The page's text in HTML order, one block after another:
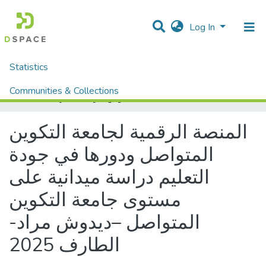
Log In
Statistics
Communities & Collections
Home
المنصة الرقمية لجامعة التكوين المتواصل ودورها في جودة التعليم دراسة ميدانية على مستوى جامعة التكوين المتواصل –ديدوش مراد- الطارف 2025
المنصة الرقمية لجامعة التكوين
المتواصل ودورها في جودة
التعليم دراسة ميدانية على
مستوى جامعة التكوين
المتواصل –ديدوش مراد-
الطارف 2025